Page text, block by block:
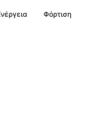
Φόρτιση